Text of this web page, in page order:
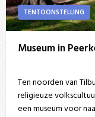
TENTOONSTELLING
Museum in
Ten noorden van
religieuze
een museum voor